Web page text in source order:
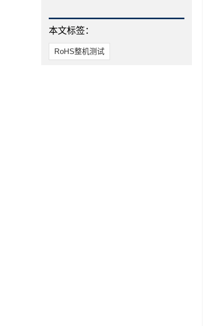
本文标签：
RoHS整机测试